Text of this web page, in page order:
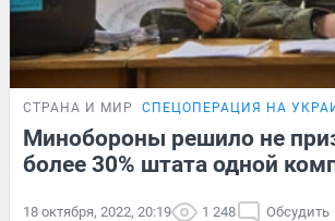
СТРАНА И МИР СПЕЦОПЕРАЦИЯ НА
Минобороны решило не
более 30% штата одной
18 октября, 2022, 20:19 1 248 Обсудить